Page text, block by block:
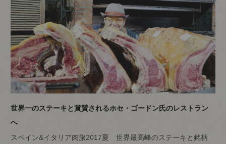
世界一のステーキと賞賛されるホセ・ゴードン氏のレストラン
へ
スペイン&イタリア肉旅2017夏 世界最高峰のステーキと銘柄